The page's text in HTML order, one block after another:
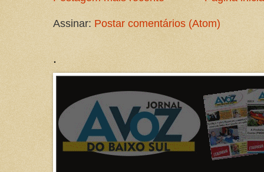
Assinar: Postar comentários (Atom)
.